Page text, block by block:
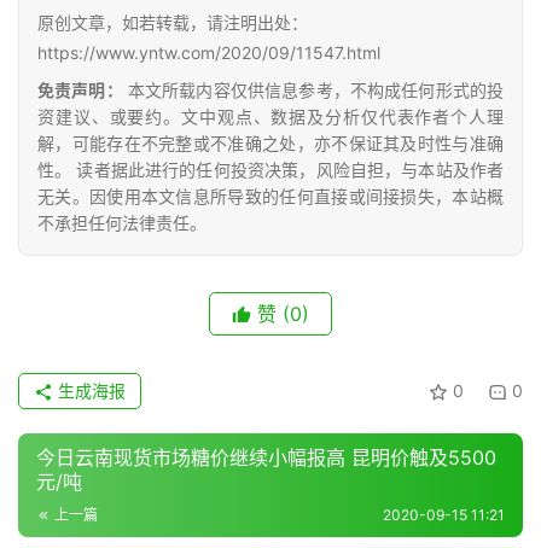
原创文章，如若转载，请注明出处：
https://www.yntw.com/2020/09/11547.html
免责声明：
本文所载内容仅供信息参考，不构成任何形式的投
资建议、或要约。文中观点、数据及分析仅代表作者个人理
解，可能存在不完整或不准确之处，亦不保证其及时性与准确
性。 读者据此进行的任何投资决策，风险自担，与本站及作者
无关。因使用本文信息所导致的任何直接或间接损失，本站概
不承担任何法律责任。
赞 (0)
0 0
生成海报
今日云南现货市场糖价继续小幅报高 昆明价触及5500
元/吨
上一篇 2020-09-15 11:21